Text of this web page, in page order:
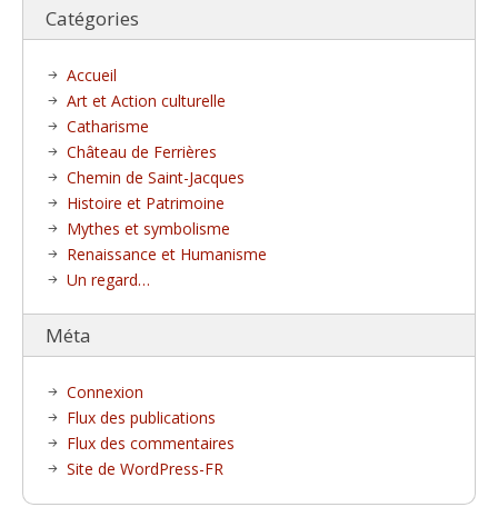
Catégories
Accueil
Art et Action culturelle
Catharisme
Château de Ferrières
Chemin de Saint-Jacques
Histoire et Patrimoine
Mythes et symbolisme
Renaissance et Humanisme
Un regard…
Méta
Connexion
Flux des publications
Flux des commentaires
Site de WordPress-FR